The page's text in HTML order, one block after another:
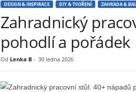
DESIGN & INSPIRACE DIY & TVOŘENÍ ZAHRADA &
Zahradnický
pohodlí a pořádek
Od Lenka B- 30 ledna 2026